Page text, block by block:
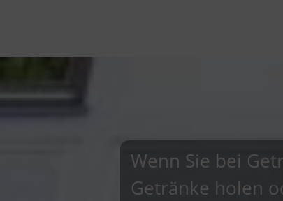
Wenn Sie bei
Getränke holen